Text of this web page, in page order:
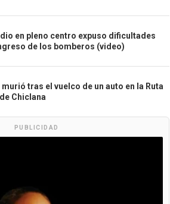
en pleno centro expuso dificultades
de los bomberos (video)
murió tras el vuelco de un auto en la Ruta
Chiclana
PUBLICIDAD